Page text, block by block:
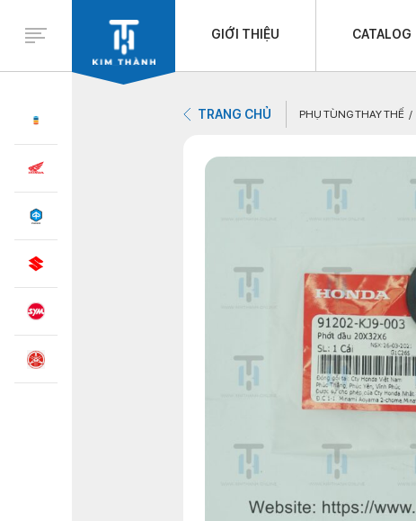
GIỚI THIỆU CATALOG
TRANG CHỦ PHỤ TÙNG THAY THẾ